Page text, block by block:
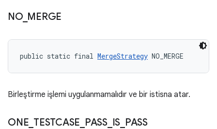
NO_ MERGE
public static final MergeStrategy NO_MERGE
Birleştirme işlemi uygulanmamalıdır ve bir istisna atar.
ONE TESTCASE PASS_ IS PASS